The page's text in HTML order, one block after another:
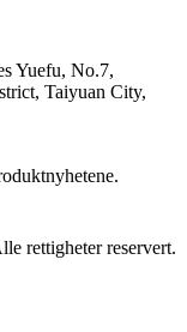
Yuefu, No.7,
Taiyuan City,
rettigheter reservert.